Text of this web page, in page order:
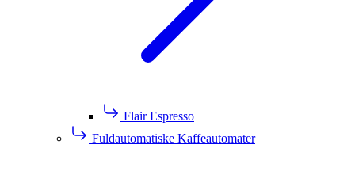
Flair Espresso
Fuldautomatiske Kaffeautomater